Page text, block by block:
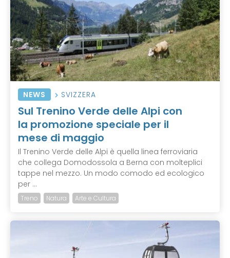
NEWS SVIZZERA
Sul Trenino Verde delle Alpi con
la promozione speciale per il
mese di maggio
Il Trenino Verde delle Alpi è quella linea ferroviaria
che collega Domodossola a Berna con molteplici
tappe nel mezzo. Un modo comodo ed ecologico
per ...
Treno Natura Arte e Cultura